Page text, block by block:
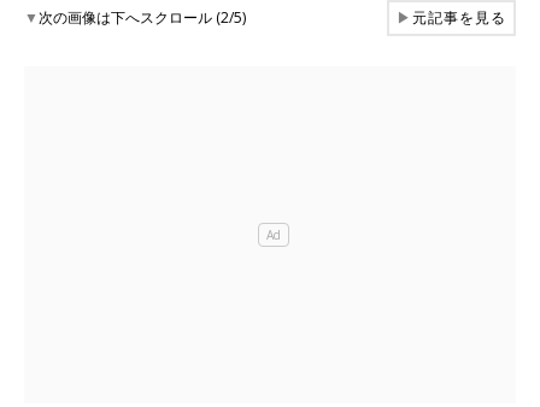
▼次の画像は下へスクロール (2/5) ▶元記事を見る